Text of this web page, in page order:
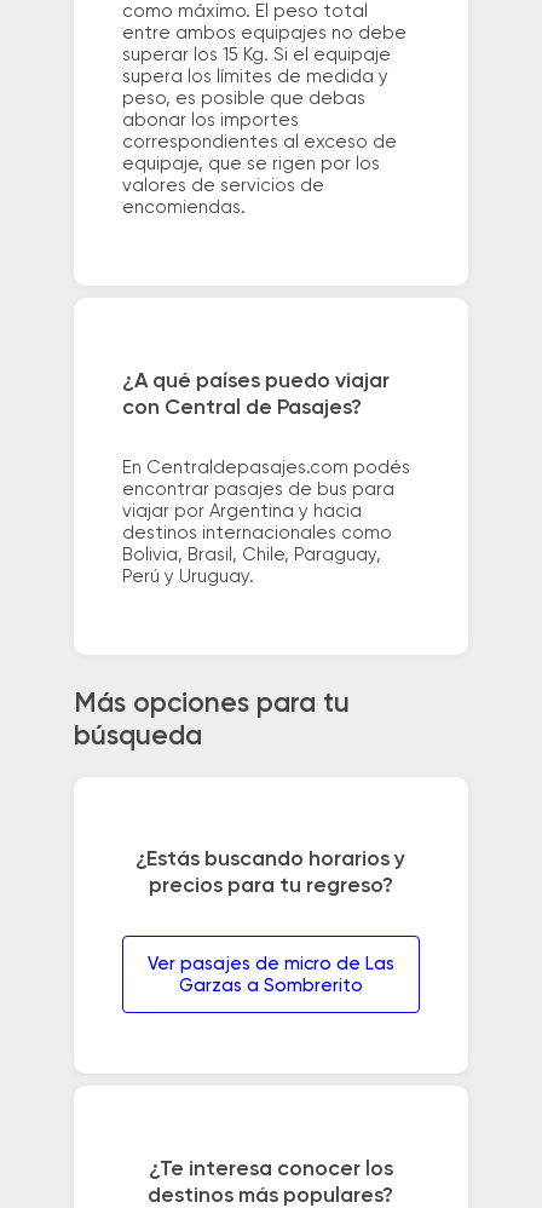
como máximo. El peso total
entre ambos equipajes no debe
superar los 15 Kg. Si el equipaje
supera los límites de medida y
peso, es posible que debas
abonar los importes
correspondientes al exceso de
equipaje, que se rigen por los
valores de servicios de
encomiendas.
¿A qué países puedo viajar
con Central de Pasajes?
En Centraldepasajes.com podés
encontrar pasajes de bus para
viajar por Argentina y hacia
destinos internacionales como
Bolivia, Brasil, Chile, Paraguay,
Perú y Uruguay.
Más opciones para tu
búsqueda
¿Estás buscando horarios y
precios para tu regreso?
Ver pasajes de micro de Las
Garzas a Sombrerito
¿Te interesa conocer los
destinos más populares?